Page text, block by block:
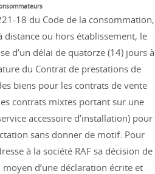
18 du Code de la consommation,
distance ou hors établissement, le
d’un délai de quatorze (14) jours à
du Contrat de prestations de
biens pour les contrats de vente
contrats mixtes portant sur une
accessoire d’installation) pour
sans donner de motif. Pour
à la société RAF sa décision de
d’une déclaration écrite et